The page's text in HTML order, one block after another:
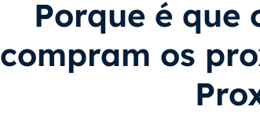
Porque é que
compram os